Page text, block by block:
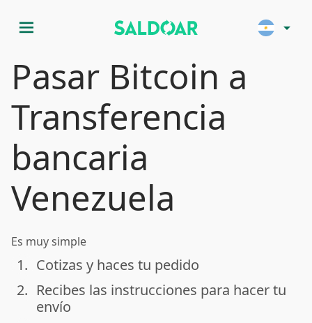
menu arrow_drop_down
Pasar Bitcoin a
Transferencia
bancaria
Venezuela
Es muy simple
done
1. Cotizas y haces tu pedido
done
2. Recibes las instrucciones para hacer tu
envío